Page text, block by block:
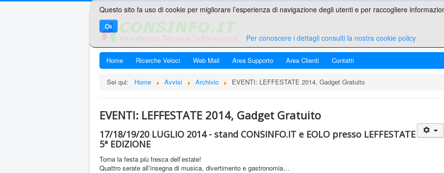
Home Ricerche Veloci Web Mail Area Supporto Area Clienti Contatti
Sei qui: Home Avvisi Archivio EVENTI: LEFFESTATE 2014, Gadget Gratuito
EVENTI: LEFFESTATE 2014, Gadget Gratuito
17/18/19/20 LUGLIO 2014 - stand CONSINFO.IT e EOLO presso LEFFESTATE
5ª EDIZIONE
Torna la festa più fresca dell’estate!
Quattro serate all’insegna di musica, divertimento e gastronomia…
Questo sito fa uso di cookie per migliorare l’esperienza di navigazione degli utenti e per raccogliere
Ok
Per conoscere i dettagli consulti la nostra cookie policy